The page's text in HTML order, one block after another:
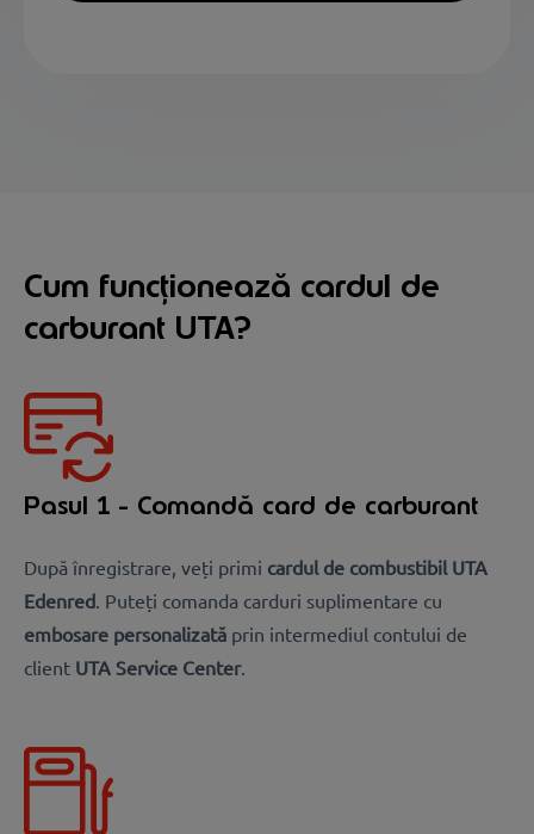
Cum funcționează cardul de
carburant UTA?
Pasul 1 - Comandă card de carburant
După înregistrare, veți primi cardul de combustibil UTA
Edenred. Puteți comanda carduri suplimentare cu
embosare personalizată prin intermediul contului de
client UTA Service Center.